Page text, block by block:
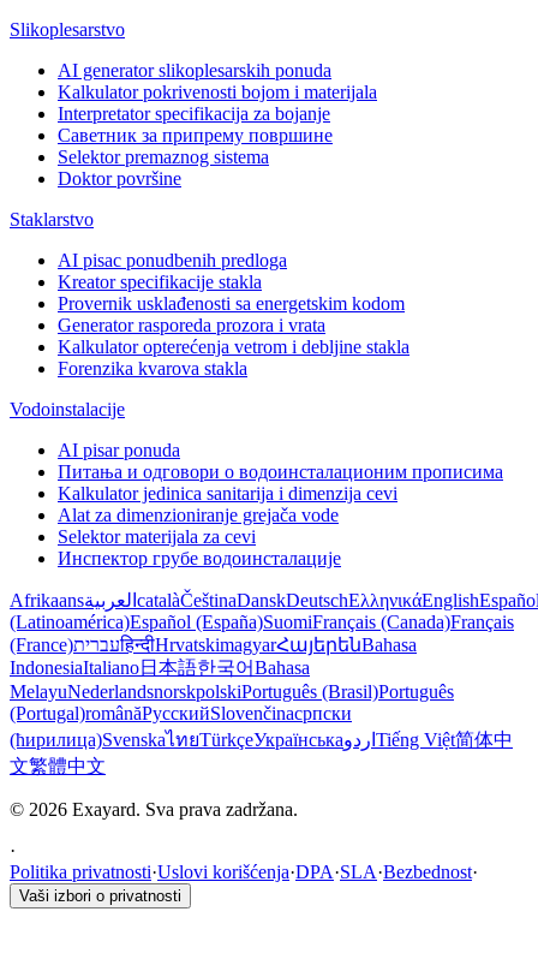
Slikoplesarstvo
AI generator slikoplesarskih ponuda
Kalkulator pokrivenosti bojom i materijala
Interpretator specifikacija za bojanje
Саветник за припрему површине
Selektor premaznog sistema
Doktor površine
Staklarstvo
AI pisac ponudbenih predloga
Kreator specifikacije stakla
Provernik usklađenosti sa energetskim kodom
Generator rasporeda prozora i vrata
Kalkulator opterećenja vetrom i debljine stakla
Forenzika kvarova stakla
Vodoinstalacije
AI pisar ponuda
Питања и одговори о водоинсталационим прописима
Kalkulator jedinica sanitarija i dimenzija cevi
Alat za dimenzioniranje grejača vode
Selektor materijala za cevi
Инспектор грубе водоинсталације
Afrikaansالعربية catalàČeštinaDanskDeutschΕλληνικάEnglish
(Latinoamérica)Español (España)SuomiFrançais (Canada)Français
(France)עבריתहिन्दीHrvatskimagyarՀայերենBahasa
IndonesiaItaliano日本語한국어Bahasa
MelayuNederlandsnorskpolskiPortuguês (Brasil)Português
(Portugal)românăРусскийSlovenčinaсрпски
(ћирилица)SvenskaไทยTürkçeУкраїнськаاردو Tiếng Việt简体中
文繁體中文
© 2026 Exayard. Sva prava zadržana.
·
Politika privatnosti·Uslovi korišćenja·DPA·SLA·Bezbednost·
Vaši izbori o privatnosti